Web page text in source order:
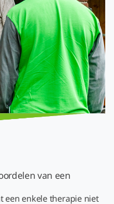
van een
een enkele therapie niet